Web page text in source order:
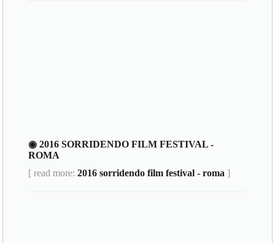
◉ 2016 SORRIDENDO FILM FESTIVAL -
ROMA
[ read more:2016 sorridendo film festival - roma ]